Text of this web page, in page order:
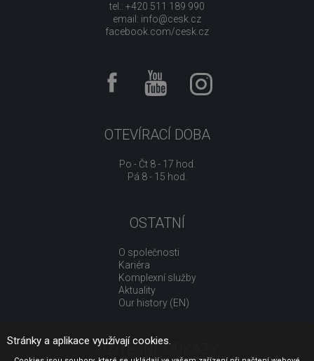
tel.: +420 511 189 990
email: info@cesk.cz
facebook.com/cesk.cz
OTEVÍRACÍ DOBA
Po - Čt 8 - 17 hod.
Pá 8 - 15 hod.
OSTATNÍ
O společnosti
Kariéra
Komplexní služby
Aktuality
Our history (EN)
UŽITEČNÉ ODKAZY
Stránky a aplikace využívají cookies.